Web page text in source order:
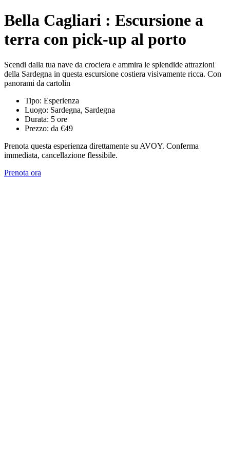
Bella Cagliari : Escursione a
terra con pick-up al porto
Scendi dalla tua nave da crociera e ammira le splendide attrazioni
della Sardegna in questa escursione costiera visivamente ricca. Con
panorami da cartolin
Tipo: Esperienza
Luogo: Sardegna, Sardegna
Durata: 5 ore
Prezzo: da €49
Prenota questa esperienza direttamente su AVOY. Conferma
immediata, cancellazione flessibile.
Prenota ora